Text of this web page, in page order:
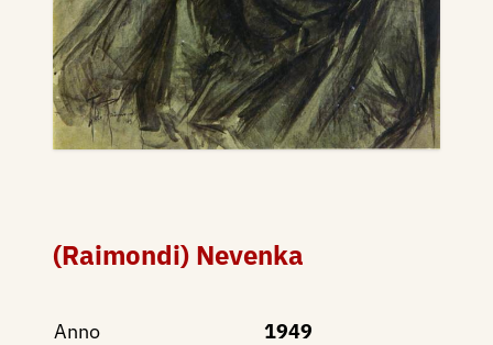
(Raimondi) Nevenka
Anno
1949